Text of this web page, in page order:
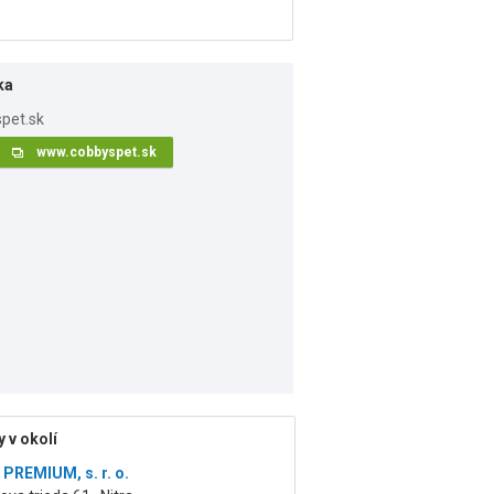
www.cobbyspet.sk
v okolí
PREMIUM, s. r. o.